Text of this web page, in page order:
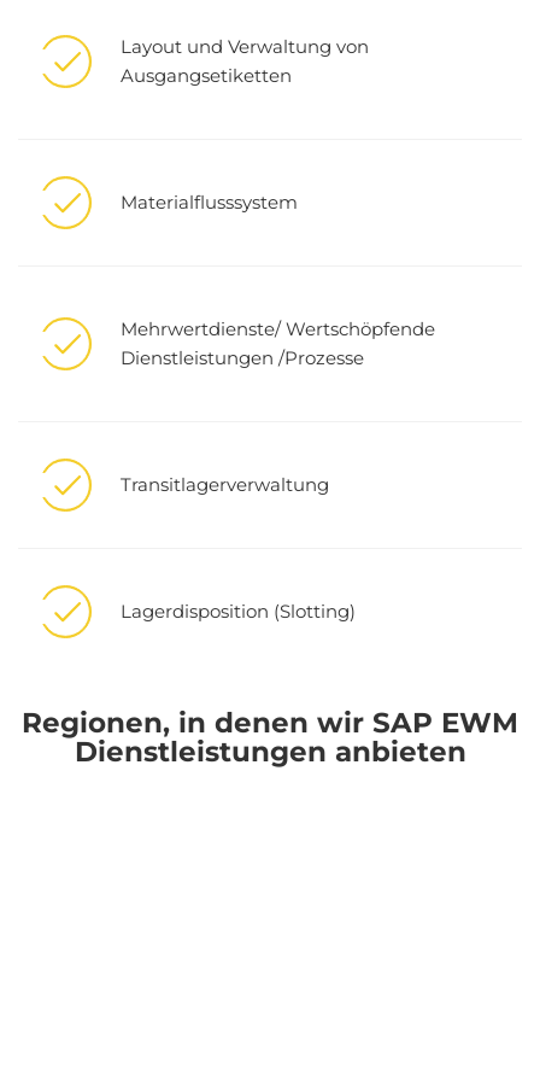
Layout und Verwaltung von
Ausgangsetiketten
Materialflusssystem
Mehrwertdienste/ Wertschöpfende
Dienstleistungen /Prozesse
Transitlagerverwaltung
Lagerdisposition (Slotting)
Regionen, in denen wir SAP EWM
Dienstleistungen anbieten